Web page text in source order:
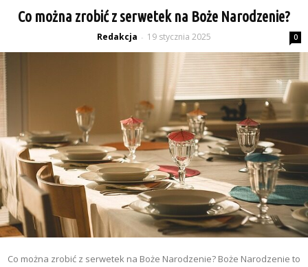
Co można zrobić z serwetek na Boże Narodzenie?
Redakcja - 19 stycznia 2025 0
Co można zrobić z serwetek na Boże Narodzenie? Boże Narodzenie to